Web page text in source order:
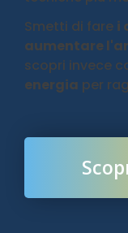
Smetti di fare i
aumentare
scopri invece
energia per